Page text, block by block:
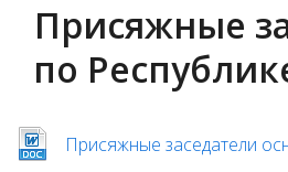
Градостроительное
Открытые данные
Присяжные
по
Присяжные заседатели